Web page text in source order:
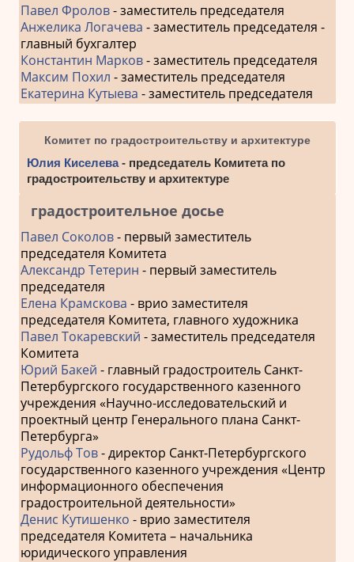
Павел Фролов- заместитель председателя
Анжелика Логачева - заместитель председателя -
главный бухгалтер
Константин Марков- заместитель председателя
Максим Похил - заместитель председателя
Екатерина Кутыева - заместитель председателя
Комитет по градостроительству и архитектуре
Юлия Киселева- председатель Комитета по
градостроительству и архитектуре
градостроительное досье
Павел Соколов- первый заместитель
председателя Комитета
Александр Тетерин - первый заместитель
председателя
Елена Крамскова - врио заместителя
председателя Комитета, главного художника
Павел Токаревский - заместитель председателя
Комитета
Юрий Бакей - главный градостроитель Санкт-
Петербургского государственного казенного
учреждения «Научно-исследовательский и
проектный центр Генерального плана Санкт-
Петербурга»
Рудольф Тов- директор Санкт-Петербургского
государственного казенного учреждения «Центр
информационного обеспечения
градостроительной деятельности»
Денис Кутишенко - врио заместителя
председателя Комитета – начальника
юридического управления